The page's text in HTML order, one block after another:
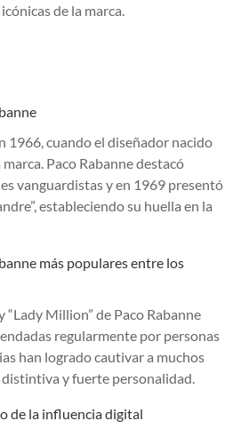
de la marca.
1966, cuando el diseñador nacido
Paco Rabanne destacó
vanguardistas y en 1969 presentó
estableciendo su huella en la
más populares entre los
“Lady Million” de Paco Rabanne
regularmente por personas
han logrado cautivar a muchos
y fuerte personalidad.
de la influencia digital